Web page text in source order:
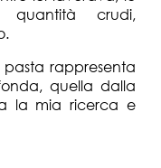
crudi,
rappresenta
quella dalla
la mia ricerca e